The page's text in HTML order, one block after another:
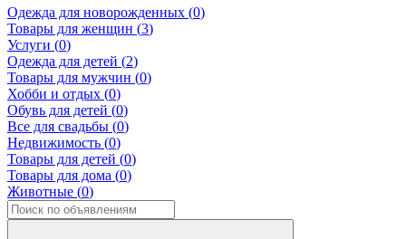
Одежда для новорожденных (0)
Товары для женщин (3)
Услуги (0)
Одежда для детей (2)
Товары для мужчин (0)
Хобби и отдых (0)
Обувь для детей (0)
Все для свадьбы (0)
Недвижимость (0)
Товары для детей (0)
Товары для дома (0)
Животные (0)